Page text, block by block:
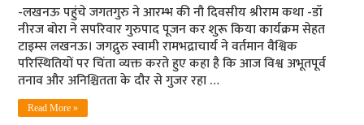
-लखनऊ पहुंचे जगतगुरु ने आरम्भ की नौ दिवसीय श्रीराम कथा -डॉ
नीरज बोरा ने सप​रिवार गुरुपाद पूजन कर शुरू किया कार्यक्रम सेहत
टाइम्स लखनऊ। जगद्गुरु स्वामी रामभद्राचार्य ने वर्तमान वैश्विक
परिस्थितियों पर चिंता व्यक्त करते हुए कहा है कि आज विश्व अभूतपूर्व
तनाव और अनिश्चितता के दौर से गुजर रहा …
Read More »